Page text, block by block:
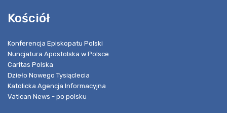
Kościół
Konferencja Episkopatu Polski
Nuncjatura Apostolska w Polsce
Caritas Polska
Dzieło Nowego Tysiąclecia
Katolicka Agencja Informacyjna
Vatican News - po polsku